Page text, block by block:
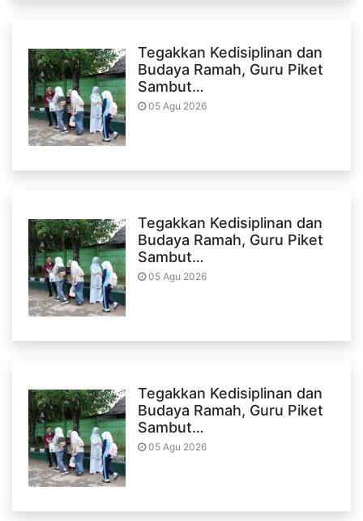
Tegakkan Kedisiplinan dan
Budaya Ramah, Guru Piket
Sambut…
05 Agu 2026
Tegakkan Kedisiplinan dan
Budaya Ramah, Guru Piket
Sambut…
05 Agu 2026
Tegakkan Kedisiplinan dan
Budaya Ramah, Guru Piket
Sambut…
05 Agu 2026